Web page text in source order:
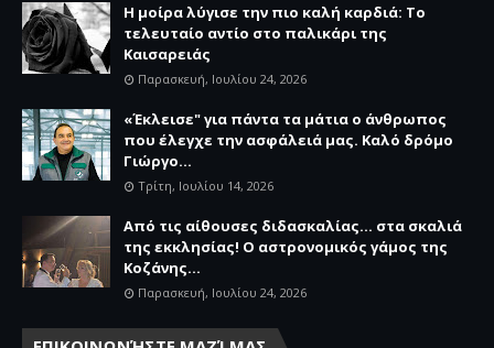
Η μοίρα λύγισε την πιο καλή καρδιά: Το
τελευταίο αντίο στο παλικάρι της
Καισαρειάς
Παρασκευή, Ιουλίου 24, 2026
«Έκλεισε" για πάντα τα μάτια ο άνθρωπος
που έλεγχε την ασφάλειά μας. Καλό δρόμο
Γιώργο...
Τρίτη, Ιουλίου 14, 2026
Από τις αίθουσες διδασκαλίας… στα σκαλιά
της εκκλησίας! Ο αστρονομικός γάμος της
Κοζάνης...
Παρασκευή, Ιουλίου 24, 2026